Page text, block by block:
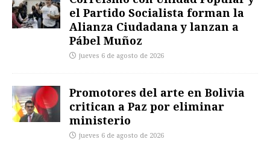
el Partido Socialista forman la
Alianza Ciudadana y lanzan a
Pábel Muñoz
jueves 6 de agosto de 2026
Promotores del arte en Bolivia
critican a Paz por eliminar
ministerio
jueves 6 de agosto de 2026